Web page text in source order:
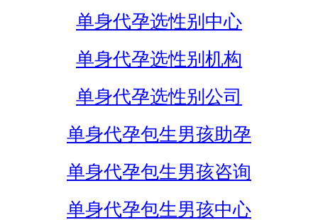
单身代孕选性别中心
单身代孕选性别机构
单身代孕选性别公司
单身代孕包生男孩助孕
单身代孕包生男孩咨询
单身代孕包生男孩中心